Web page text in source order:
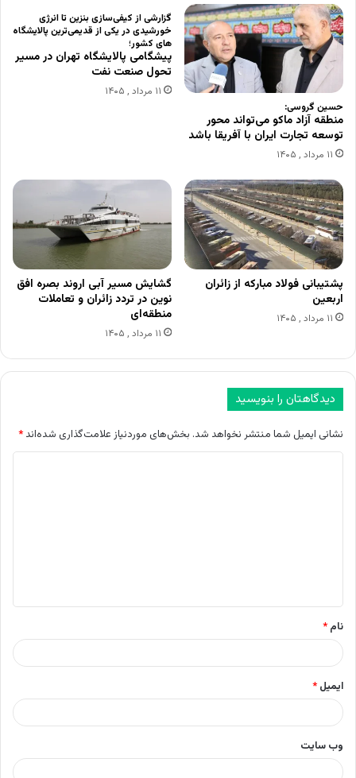
حسین گروسی:
منطقه آزاد ماکو می‌تواند محور
توسعه تجارت ایران با آفریقا باشد
۱۱ مرداد , ۱۴۰۵
گزارشی از کیفی‌سازی بنزین تا انرژی
خورشیدی در یکی از قدیمی‌ترین پالایشگاه­‌
های کشور؛
پیشگامی پالایشگاه تهران در مسیر
تحول صنعت نفت
۱۱ مرداد , ۱۴۰۵
پشتیبانی فولاد مبارکه از زائران
اربعین
۱۱ مرداد , ۱۴۰۵
گشایش مسیر آبی اروند بصره افق
نوین در تردد زائران و تعاملات
منطقه‌ای
۱۱ مرداد , ۱۴۰۵
دیدگاهتان را بنویسید
نشانی ایمیل شما منتشر نخواهد شد. بخش‌های موردنیاز علامت‌گذاری شده‌اند *
*
نام *
ایمیل *
وب‌ سایت